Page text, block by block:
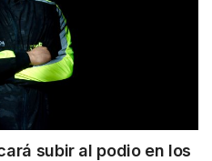
subir al podio en los